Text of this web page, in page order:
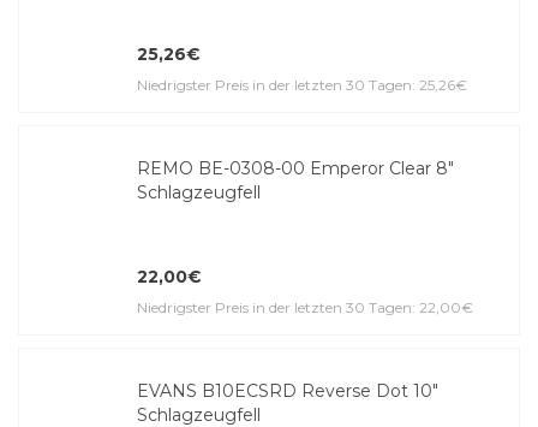
25,26€
Niedrigster Preis in der letzten 30 Tagen: 25,26€
REMO BE-0308-00 Emperor Clear 8"
Schlagzeugfell
22,00€
Niedrigster Preis in der letzten 30 Tagen: 22,00€
EVANS B10ECSRD Reverse Dot 10"
Schlagzeugfell